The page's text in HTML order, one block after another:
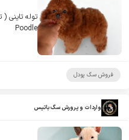
Poodle
فروش سگ پودل
واردات و پرورش سگ باتیس